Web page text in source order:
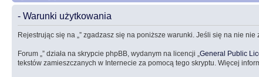
- Warunki użytkowania
Rejestrując się na „” zgadzasz się na poniższe warunki. Jeśli się na nie
Forum „” działa na skrypcie phpBB, wydanym na licencji „General Public
tekstów zamieszczanych w Internecie za pomocą tego skryptu. Więcej